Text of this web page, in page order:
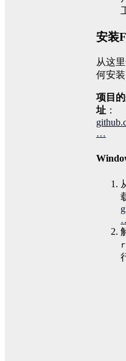
安装
从这
何安装
项目
址 ：
…